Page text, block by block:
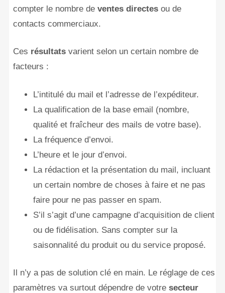
compter le nombre deventes directes ou de
contacts commerciaux.
Ces résultats varient selon un certain nombre de
facteurs :
L’intitulé du mail et l’adresse de l’expéditeur.
La qualification de la base email (nombre,
qualité et fraîcheur des mails de votre base).
La fréquence d’envoi.
L’heure et le jour d’envoi.
La rédaction et la présentation du mail, incluant
un certain nombre de choses à faire et ne pas
faire pour ne pas passer en spam.
S’il s’agit d’une campagne d’acquisition de client
ou de fidélisation. Sans compter sur la
saisonnalité du produit ou du service proposé.
Il n’y a pas de solution clé en main. Le réglage de ces
paramètres va surtout dépendre de votresecteur